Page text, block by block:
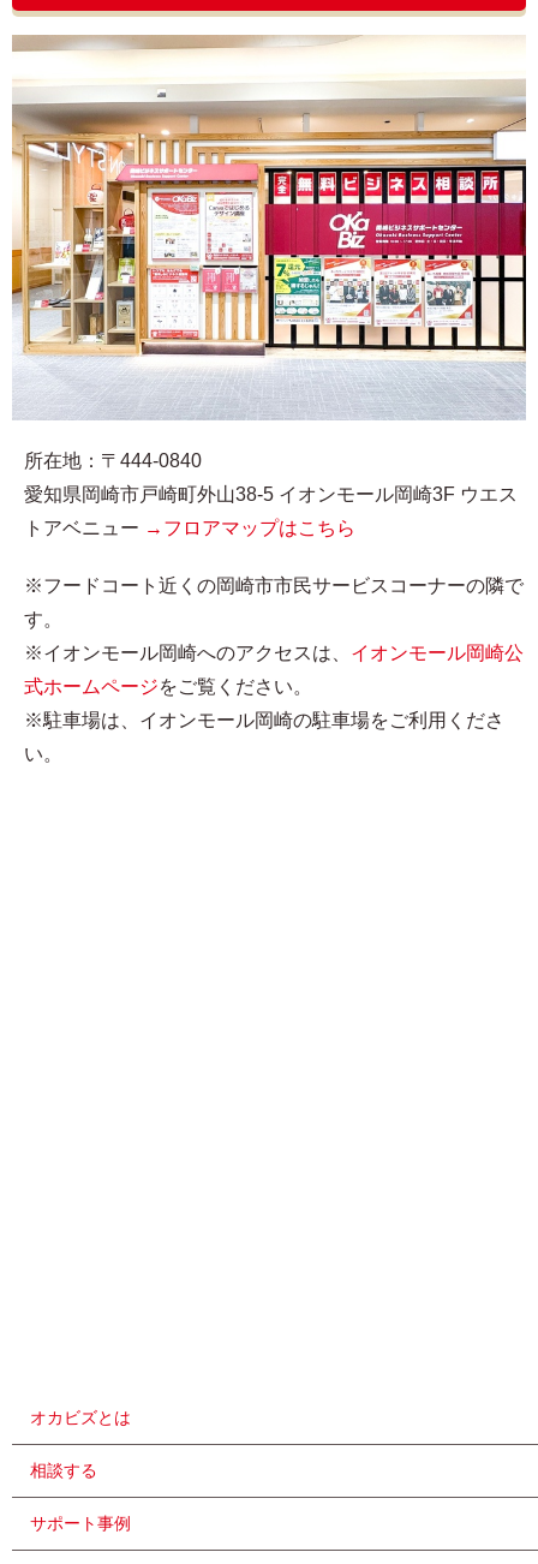
所在地：〒444-0840
愛知県岡崎市戸崎町外山38-5 イオンモール岡崎3F ウエス
トアベニュー →フロアマップはこちら
※フードコート近くの岡崎市市民サービスコーナーの隣で
す。
※イオンモール岡崎へのアクセスは、 イオンモール岡崎公
式ホームページをご覧ください。
※駐車場は、イオンモール岡崎の駐車場をご利用くださ
い。
オカビズとは
相談する
サポート事例